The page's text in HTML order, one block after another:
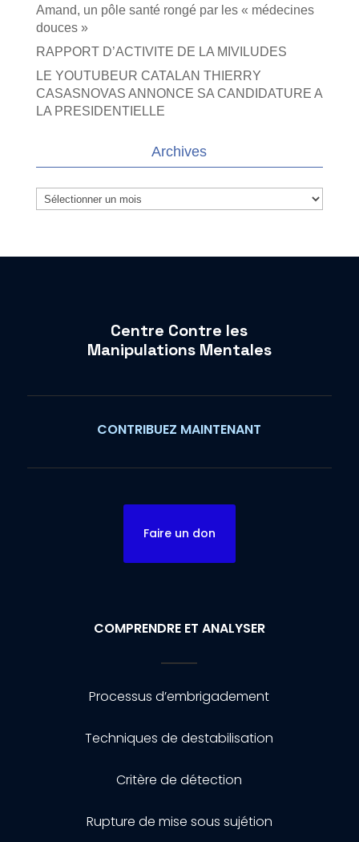
Amand, un pôle santé rongé par les « médecines
douces »
RAPPORT D’ACTIVITE DE LA MIVILUDES
LE YOUTUBEUR CATALAN THIERRY
CASASNOVAS ANNONCE SA CANDIDATURE A
LA PRESIDENTIELLE
Archives
Archives
Centre Contre les
Manipulations Mentales
CONTRIBUEZ MAINTENANT
Faire un don
COMPRENDRE ET ANALYSER
Processus d’embrigadement
Techniques de destabilisation
Critère de détection
Rupture de mise sous sujétion